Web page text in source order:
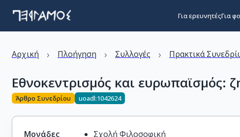
Για ερευνητέςΓια
Αρχική › Πλοήγηση › Συλλογές › Πρακτικά
Εθνοκεντρισμός και ευρωπαϊσμός:
Άρθρο Συνεδρίου uoadl:1042624
Μονάδες
Σχολή Φιλοσοφική